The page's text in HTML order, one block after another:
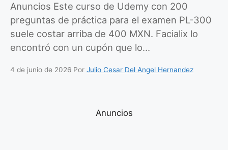
Anuncios Este curso de Udemy con 200
preguntas de práctica para el examen PL-300
suele costar arriba de 400 MXN. Facialix lo
encontró con un cupón que lo…
4 de junio de 2026 Por Julio Cesar Del Angel Hernandez
Anuncios